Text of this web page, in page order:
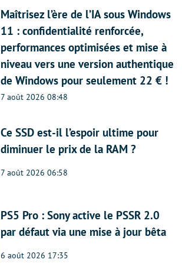
Maîtrisez l’ère de l’IA sous Windows
11 : confidentialité renforcée,
performances optimisées et mise à
niveau vers une version authentique
de Windows pour seulement 22 € !
7 août 2026 08:48
Ce SSD est-il l’espoir ultime pour
diminuer le prix de la RAM ?
7 août 2026 06:58
PS5 Pro : Sony active le PSSR 2.0
par défaut via une mise à jour bêta
6 août 2026 17:35